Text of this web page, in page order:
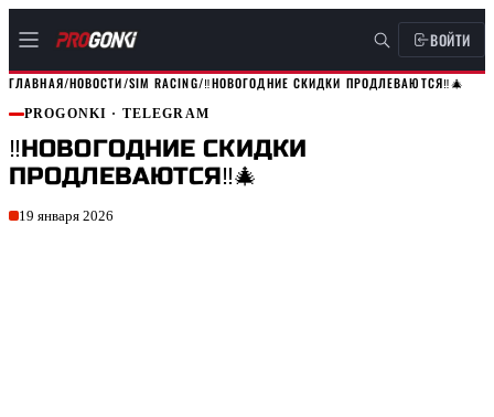
ВОЙТИ
ГЛАВНАЯ/НОВОСТИ/SIM RACING/‼️НОВОГОДНИЕ СКИДКИ ПРОДЛЕВАЮТСЯ‼️🎄
PROGONKI · TELEGRAM
‼️НОВОГОДНИЕ СКИДКИ
ПРОДЛЕВАЮТСЯ‼️🎄
19 января 2026